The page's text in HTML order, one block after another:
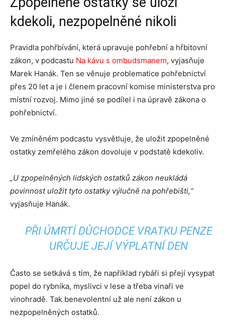
kdekoli, nezpopelněné nikoli
Pravidla pohřbívání, která upravuje pohřební a hřbitovní
zákon, v podcastu Na kávu s ombudsmanem, vyjasňuje
Marek Hanák. Ten se věnuje problematice pohřebnictví
přes 20 let a je i členem pracovní komise ministerstva pro
místní rozvoj. Mimo jiné se podílel i na úpravě zákona o
pohřebnictví.
Ve zmíněném podcastu vysvětluje, že uložit zpopelněné
ostatky zemřelého zákon dovoluje v podstatě kdekoliv.
„U zpopelněných lidských ostatků zákon neukládá
povinnost uložit tyto ostatky výlučně na pohřebišti,“
vyjasňuje Hanák.
PŘI ÚMRTÍ DŮCHODCE VRATKU PENZE
URČUJE JEJÍ VÝPLATNÍ DEN
Často se setkává s tím, že například rybáři si přejí vysypat
popel do rybníka, myslivci v lese a třeba vinaři ve
vinohradě. Tak benevolentní už ale není zákon u
nezpopelněných ostatků.